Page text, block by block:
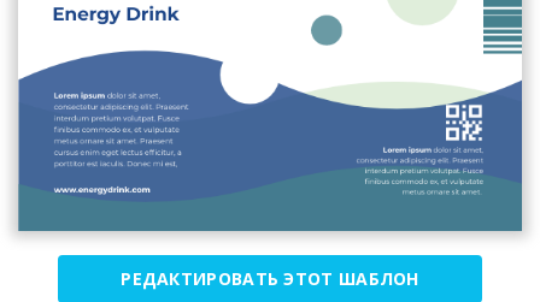
РЕДАКТИРОВАТЬ ЭТОТ ШАБЛОН